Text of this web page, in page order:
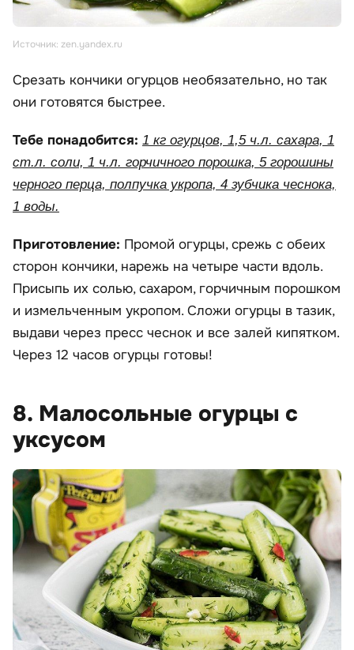
Источник: zen.yandex.ru
Срезать кончики огурцов необязательно, но так
они готовятся быстрее.
Тебе понадобится: 1 кг огурцов, 1,5 ч.л. сахара, 1
ст.л. соли, 1 ч.л. горчичного порошка, 5 горошины
черного перца, полпучка укропа, 4 зубчика чеснока,
1 воды.
Приготовление: Промой огурцы, срежь с обеих
сторон кончики, нарежь на четыре части вдоль.
Присыпь их солью, сахаром, горчичным порошком
и измельченным укропом. Сложи огурцы в тазик,
выдави через пресс чеснок и все залей кипятком.
Через 12 часов огурцы готовы!
8. Малосольные огурцы с
уксусом